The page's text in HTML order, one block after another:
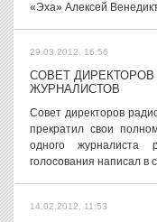
«Эха» Алексей
29.03.2012, 16:56
СОВЕТ
ЖУРНАЛИСТОВ
Совет директоров
прекратил свои
одного журналиста
голосования написал в
14.02.2012, 11:53